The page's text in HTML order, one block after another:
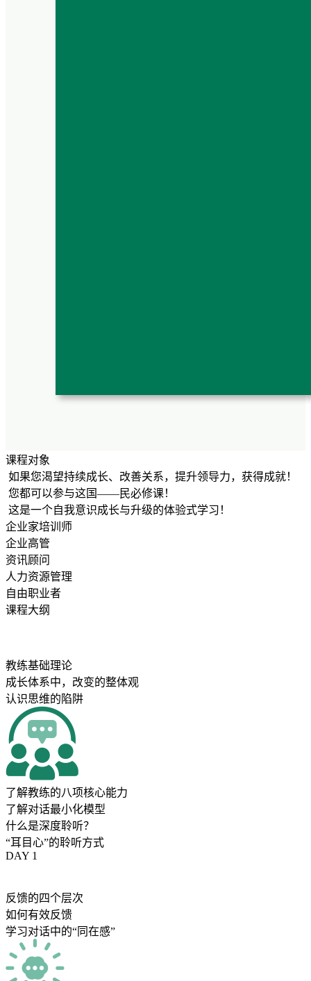
课程对象
如果您渴望持续成长、改善关系，提升领导力，获得成就！
您都可以参与这国——民必修课！
这是一个自我意识成长与升级的体验式学习！
企业家培训师
企业高管
资讯顾问
人力资源管理
自由职业者
课程大纲
教练基础理论
成长体系中，改变的整体观
认识思维的陷阱
了解教练的八项核心能力
了解对话最小化模型
什么是深度聆听？
“耳目心”的聆听方式
DAY 1
反馈的四个层次
如何有效反馈
学习对话中的“同在感”